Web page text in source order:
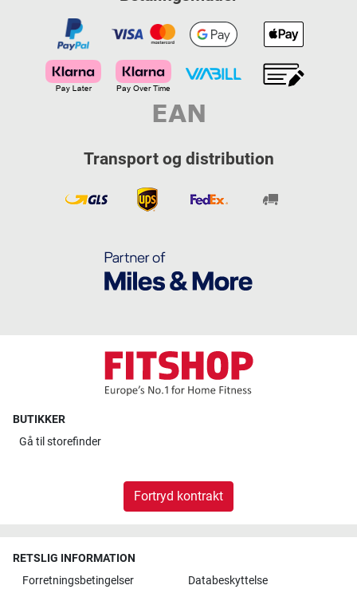
Transport og distribution
BUTIKKER
Gå til storefinder
Fortryd kontrakt
RETSLIG INFORMATION
Forretningsbetingelser
Databeskyttelse